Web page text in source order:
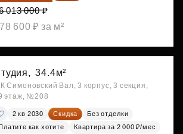
013 000 ₽
600 ₽ за м²
34.4м²
Симоновский Вал, 3 корпус, 3 секция,
этаж, №208
2 кв 2030 Скидка
Без отделки
как хотите
Квартира за 2 000 ₽/мес